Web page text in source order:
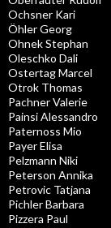
Ochsner Kari
Öhler Georg
Ohnek Stephan
Oleschko Dali
Ostertag Marcel
Otrok Thomas
Pachner Valerie
Painsi Alessandro
Paternoss Mio
Payer Elisa
Pelzmann Niki
Peterson Annika
Petrovic Tatjana
Pichler Barbara
Pizzera Paul